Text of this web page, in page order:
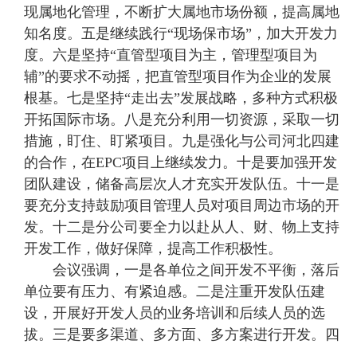
现属地化管理，不断扩大属地市场份额，提高属地
知名度。五是继续践行“现场保市场”，加大开发力
度。六是坚持“直管型项目为主，管理型项目为
辅”的要求不动摇，把直管型项目作为企业的发展
根基。七是坚持“走出去”发展战略，多种方式积极
开拓国际市场。八是充分利用一切资源，采取一切
措施，盯住、盯紧项目。九是强化与公司河北四建
的合作，在EPC项目上继续发力。十是要加强开发
团队建设，储备高层次人才充实开发队伍。十一是
要充分支持鼓励项目管理人员对项目周边市场的开
发。十二是分公司要全力以赴从人、财、物上支持
开发工作，做好保障，提高工作积极性。
会议强调，一是各单位之间开发不平衡，落后
单位要有压力、有紧迫感。二是注重开发队伍建
设，开展好开发人员的业务培训和后续人员的选
拔。三是要多渠道、多方面、多方案进行开发。四